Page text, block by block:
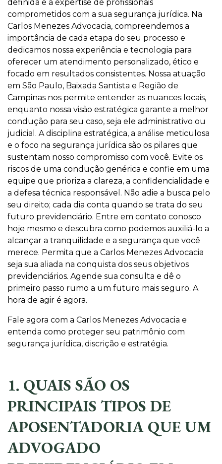
definida e a expertise de profissionais
comprometidos com a sua segurança jurídica. Na
Carlos Menezes Advocacia, compreendemos a
importância de cada etapa do seu processo e
dedicamos nossa experiência e tecnologia para
oferecer um atendimento personalizado, ético e
focado em resultados consistentes. Nossa atuação
em São Paulo, Baixada Santista e Região de
Campinas nos permite entender as nuances locais,
enquanto nossa visão estratégica garante a melhor
condução para seu caso, seja ele administrativo ou
judicial. A disciplina estratégica, a análise meticulosa
e o foco na segurança jurídica são os pilares que
sustentam nosso compromisso com você. Evite os
riscos de uma condução genérica e confie em uma
equipe que prioriza a clareza, a confidencialidade e
a defesa técnica responsável. Não adie a busca pelo
seu direito; cada dia conta quando se trata do seu
futuro previdenciário. Entre em contato conosco
hoje mesmo e descubra como podemos auxiliá-lo a
alcançar a tranquilidade e a segurança que você
merece. Permita que a Carlos Menezes Advocacia
seja sua aliada na conquista dos seus objetivos
previdenciários. Agende sua consulta e dê o
primeiro passo rumo a um futuro mais seguro. A
hora de agir é agora.
Fale agora com a Carlos Menezes Advocacia e
entenda como proteger seu patrimônio com
segurança jurídica, discrição e estratégia.
1. QUAIS SÃO OS
PRINCIPAIS TIPOS DE
APOSENTADORIA QUE UM
ADVOGADO